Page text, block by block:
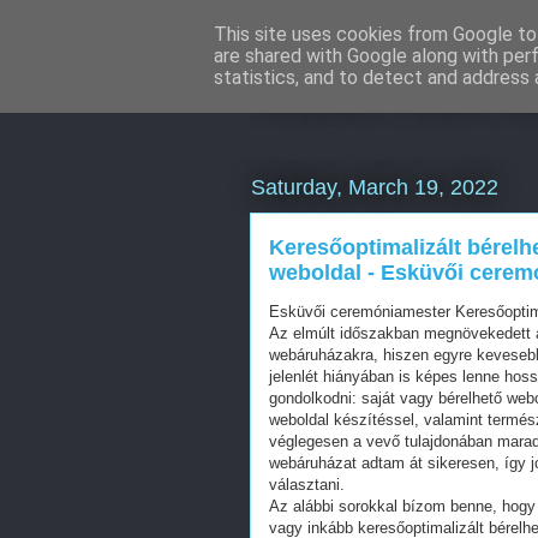
WordPress
Saturday, March 19, 2022
Keresőoptimalizált
weboldal - Esküvői
Esküvői ceremóniamester
Az elmúlt időszakban
webáruházakra, hiszen egyre
jelenlét hiányában is képes lenne
gondolkodni: saját vagy bérelhető
weboldal készítéssel, valamint
véglegesen a vevő tulajdonában
webáruházat adtam át sikeresen, így
választani.
Az alábbi sorokkal bízom benne,
vagy inkább keresőoptimalizált
This site uses cookies from Google
are shared with Google along with
statistics, and to detect and address